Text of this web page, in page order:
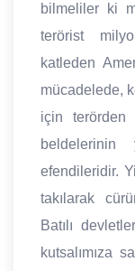
bilmeliler ki
terörist
katleden
mücadelede,
için terörden
beldelerinin
efendileridir.
takılarak
Batılı
kutsalımıza